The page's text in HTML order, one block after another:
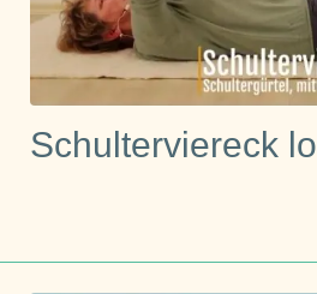
Schulterviereck lo